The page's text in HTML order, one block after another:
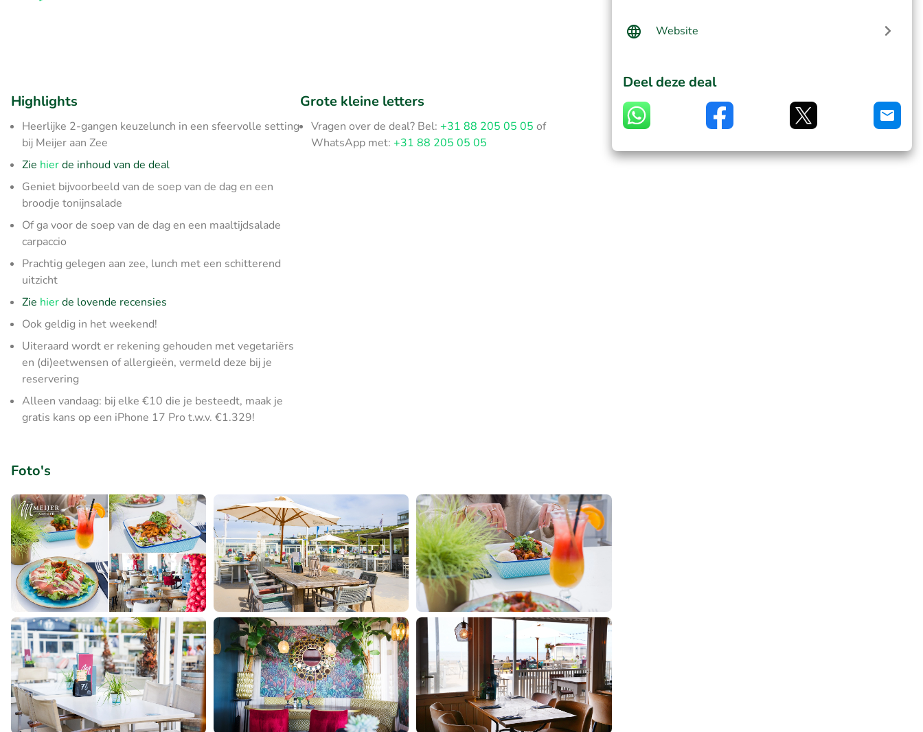
Highlights
Heerlijke 2-gangen keuzelunch in een sfeervolle setting
bij Meijer aan Zee
Zie hierde inhoud van de deal
Geniet bijvoorbeeld van de soep van de dag en een
broodje tonijnsalade
Of ga voor de soep van de dag en een maaltijdsalade
carpaccio
Prachtig gelegen aan zee, lunch met een schitterend
uitzicht
Zie hierde lovende recensies
Ook geldig in het weekend!
Uiteraard wordt er rekening gehouden met vegetariërs
en (di)eetwensen of allergieën, vermeld deze bij je
reservering
Alleen vandaag: bij elke €10 die je besteedt, maak je
gratis kans op een iPhone 17 Pro t.w.v. €1.329!
Grote kleine letters
Vragen over de deal? Bel:+31 88 205 05 05 of
WhatsApp met:+31 88 205 05 05
Foto's
Website
Deel deze deal